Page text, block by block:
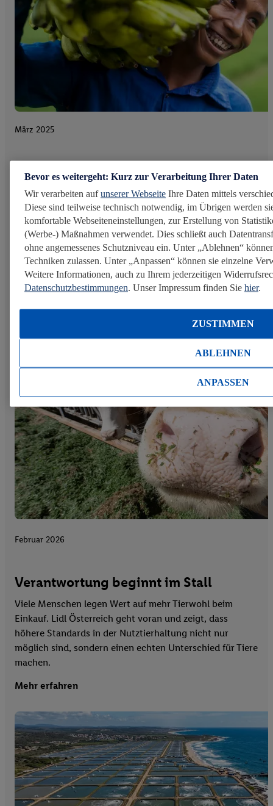
März 2025
Bananenanbau mit Verantwortung: Für
faire Löhne in unseren Lieferketten
Die Bananenernte ist harte Arbeit unter oft schwierigen
Bedingungen. Dennoch wird sie vielerorts noch immer
nicht fair entlohnt. Mit einem umfassenden Projekt in
vier Ländern sorgen wir deshalb dafür, dass mehr als
20.000 Arbeiter im Bananensektor...
Mehr erfahren
Februar 2026
Verantwortung beginnt im Stall
Viele Menschen legen Wert auf mehr Tierwohl beim
Einkauf. Lidl Österreich geht voran und zeigt, dass
höhere Standards in der Nutztierhaltung nicht nur
möglich sind, sondern einen echten Unterschied für Tiere
machen.
Mehr erfahren
Bevor es weitergeht: Kurz zur Verarbeitung Ihrer Daten
Wir verarbeiten aufunserer Webseite Ihre Daten mittels
Diese sind teilweise technisch notwendig, im Übrigen werden
komfortable Webseiteneinstellungen, zur Erstellung von
(Werbe-) Maßnahmen verwendet. Dies schließt auch
ohne angemessenes Schutzniveau ein. Unter „Ablehnen“
Techniken zulassen. Unter „Anpassen“ können sie einzelne
Weitere Informationen, auch zu Ihrem jederzeitigen
Datenschutzbestimmungen . Unser Impressum finden Sie hier.
ABLEHNEN
ZUSTIMMEN
ANPASSEN